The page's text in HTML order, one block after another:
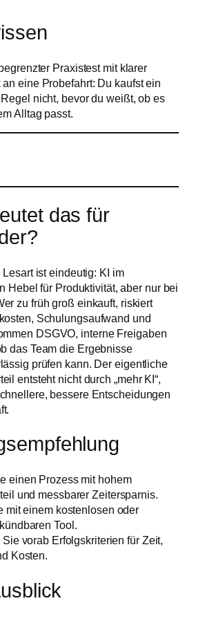
Praxistest mit klarer
eine Probefahrt: Du kaufst ein
nicht, bevor du weißt, ob es
Alltag passt.
das für
ist eindeutig: KI im
Hebel für Produktivität, aber nur bei
zu früh groß einkauft, riskiert
Schulungsaufwand und
DSGVO, interne Freigaben
das Team die Ergebnisse
prüfen kann. Der eigentliche
entsteht nicht durch „mehr KI“,
bessere Entscheidungen
einen Prozess mit hohem
und messbarer Zeitersparnis.
mit einem kostenlosen oder
Tool.
vorab Erfolgskriterien für Zeit,
Kosten.